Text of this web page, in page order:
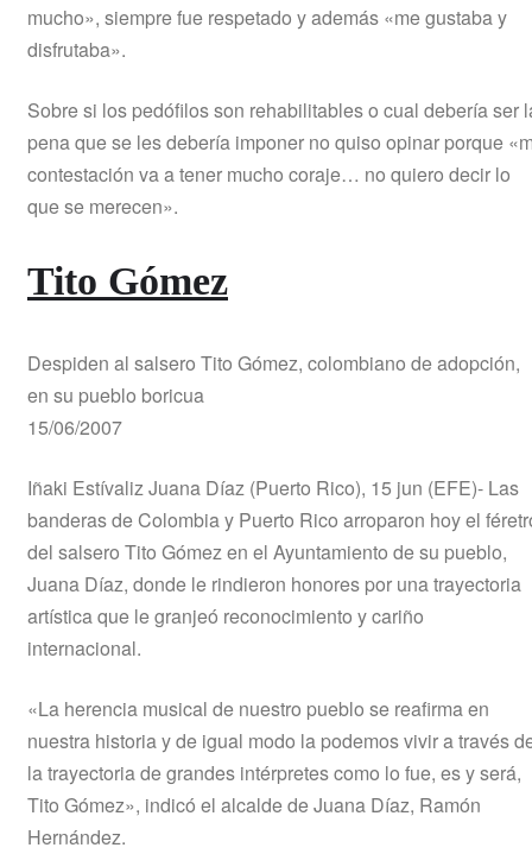
mucho», siempre fue respetado y además «me gustaba y
disfrutaba».
Sobre si los pedófilos son rehabilitables o cual debería ser
pena que se les debería imponer no quiso opinar porque
contestación va a tener mucho coraje… no quiero decir lo
que se merecen».
Tito Gómez
Despiden al salsero Tito Gómez, colombiano de adopción,
en su pueblo boricua
15/06/2007
Iñaki Estívaliz Juana Díaz (Puerto Rico), 15 jun (EFE)- Las
banderas de Colombia y Puerto Rico arroparon hoy el
del salsero Tito Gómez en el Ayuntamiento de su pueblo,
Juana Díaz, donde le rindieron honores por una trayectoria
artística que le granjeó reconocimiento y cariño
internacional.
«La herencia musical de nuestro pueblo se reafirma en
nuestra historia y de igual modo la podemos vivir a través
la trayectoria de grandes intérpretes como lo fue, es y será,
Tito Gómez», indicó el alcalde de Juana Díaz, Ramón
Hernández.